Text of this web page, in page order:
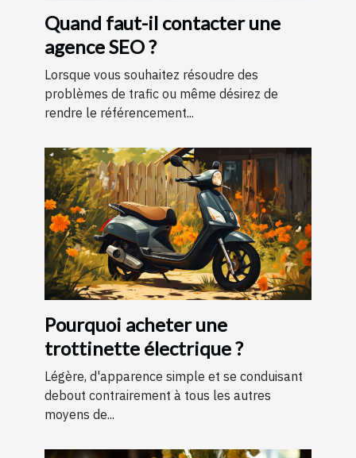
Quand faut-il contacter une
agence SEO ?
Lorsque vous souhaitez résoudre des
problèmes de trafic ou même désirez de
rendre le référencement...
Pourquoi acheter une
trottinette électrique ?
Légère, d'apparence simple et se conduisant
debout contrairement à tous les autres
moyens de...